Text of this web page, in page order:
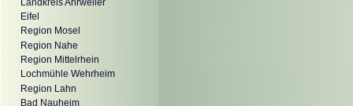
Landkreis Ahrweiler
Eifel
Region Mosel
Region Nahe
Region Mittelrhein
Lochmühle Wehrheim
Region Lahn
Bad Nauheim